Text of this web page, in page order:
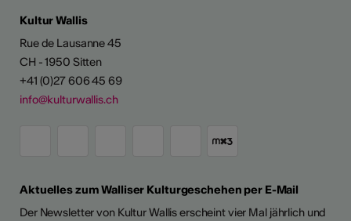
Kultur Wallis
Rue de Lausanne 45
CH - 1950 Sitten
+41 (0)27 606 45 69
info@kulturwallis.ch
Aktuelles zum Walliser Kulturgeschehen per E-Mail
Der Newsletter von Kultur Wallis erscheint vier Mal jährlich und